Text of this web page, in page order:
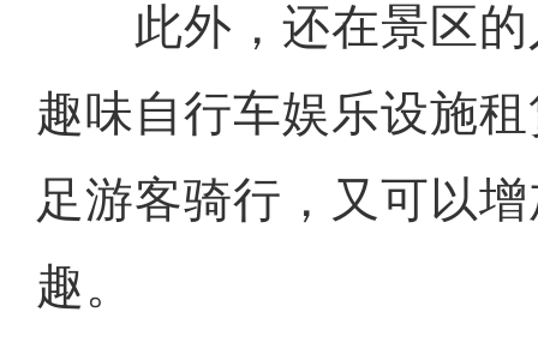
此外，还在景区的
趣味自行车娱乐设施
足游客骑行，又可以
趣。